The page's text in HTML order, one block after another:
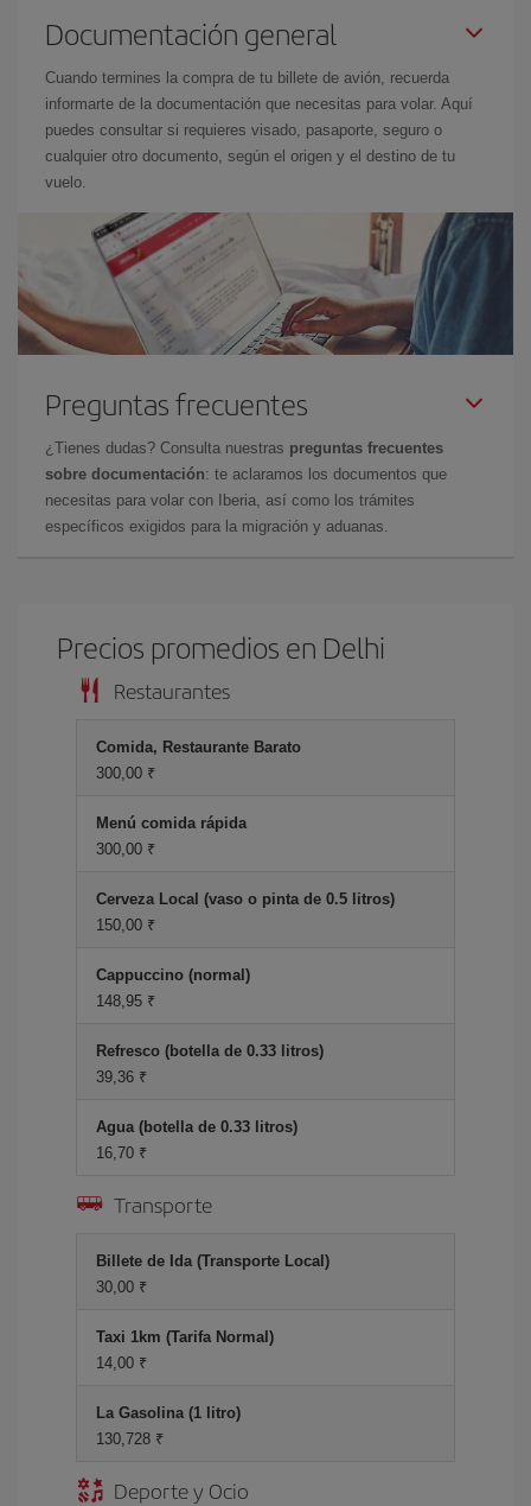
Documentación general
Cuando termines la compra de tu billete de avión, recuerda
informarte de la documentación que necesitas para volar. Aquí
puedes consultar si requieres visado, pasaporte, seguro o
cualquier otro documento, según el origen y el destino de tu
vuelo.
Preguntas frecuentes
¿Tienes dudas? Consulta nuestras preguntas frecuentes
sobre documentación: te aclaramos los documentos que
necesitas para volar con Iberia, así como los trámites
específicos exigidos para la migración y aduanas.
Precios promedios en Delhi
Restaurantes
Comida, Restaurante Barato
300,00 ₹
Menú comida rápida
300,00 ₹
Cerveza Local (vaso o pinta de 0.5 litros)
150,00 ₹
Cappuccino (normal)
148,95 ₹
Refresco (botella de 0.33 litros)
39,36 ₹
Agua (botella de 0.33 litros)
16,70 ₹
Transporte
Billete de Ida (Transporte Local)
30,00 ₹
Taxi 1km (Tarifa Normal)
14,00 ₹
La Gasolina (1 litro)
130,728 ₹
Deporte y Ocio